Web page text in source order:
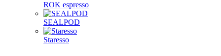
ROK espresso
SEALPOD
Staresso